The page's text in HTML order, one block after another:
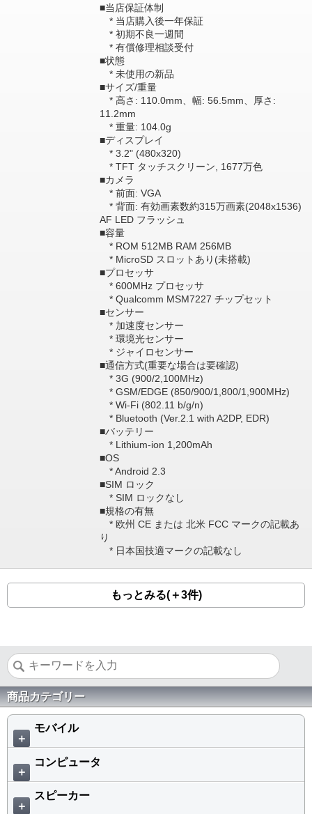
■当店保証体制
* 当店購入後一年保証
* 初期不良一週間
* 有償修理相談受付
■状態
* 未使用の新品
■サイズ/重量
* 高さ: 110.0mm、幅: 56.5mm、厚さ:
11.2mm
* 重量: 104.0g
■ディスプレイ
* 3.2" (480x320)
* TFT タッチスクリーン, 1677万色
■カメラ
* 前面: VGA
* 背面: 有効画素数約315万画素(2048x1536)
AF LED フラッシュ
■容量
* ROM 512MB RAM 256MB
* MicroSD スロットあり(未搭載)
■プロセッサ
* 600MHz プロセッサ
* Qualcomm MSM7227 チップセット
■センサー
* 加速度センサー
* 環境光センサー
* ジャイロセンサー
■通信方式(重要な場合は要確認)
* 3G (900/2,100MHz)
* GSM/EDGE (850/900/1,800/1,900MHz)
* Wi-Fi (802.11 b/g/n)
* Bluetooth (Ver.2.1 with A2DP, EDR)
■バッテリー
* Lithium-ion 1,200mAh
■OS
* Android 2.3
■SIM ロック
* SIM ロックなし
■規格の有無
* 欧州 CE または 北米 FCC マークの記載あ
り
* 日本国技適マークの記載なし
もっとみる(＋3件)
商品カテゴリー
＋
モバイル
＋
コンピュータ
＋
スピーカー